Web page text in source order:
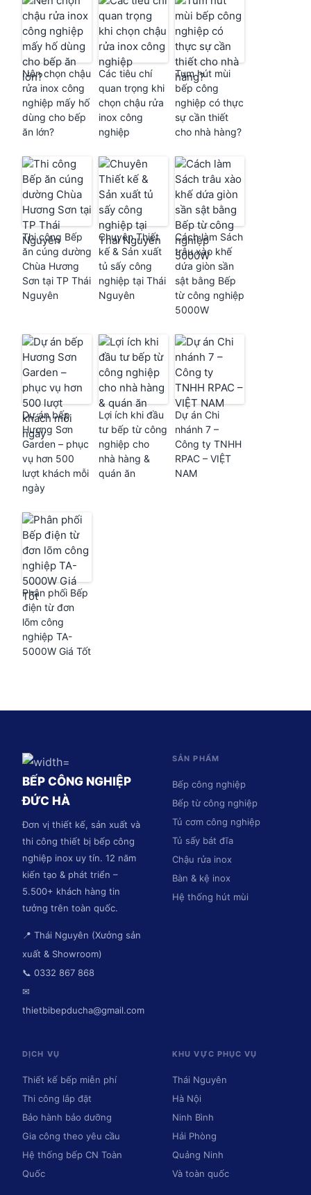
Nên chọn chậu
rửa inox công
nghiệp mấy hố
dùng cho bếp
ăn lớn?
Các tiêu chí
quan trọng khi
chọn chậu rửa
inox công
nghiệp
Tum hút mùi
bếp công
nghiệp có thực
sự cần thiết
cho nhà hàng?
Thi công Bếp
ăn cúng dường
Chùa Hương
Sơn tại TP Thái
Nguyên
Chuyên Thiết
kế & Sản xuất
tủ sấy công
nghiệp tại Thái
Nguyên
Cách làm Sách
trâu xào khế
dứa giòn sần
sật bằng Bếp
từ công nghiệp
5000W
Dự án bếp
Hương Sơn
Garden – phục
vụ hơn 500
lượt khách mỗi
ngày
Lợi ích khi đầu
tư bếp từ công
nghiệp cho
nhà hàng &
quán ăn
Dự án Chi
nhánh 7 –
Công ty TNHH
RPAC – VIỆT
NAM
Phân phối Bếp
điện từ đơn
lõm công
nghiệp TA-
5000W Giá Tốt
BẾP CÔNG NGHIỆP
ĐỨC HÀ
Đơn vị thiết kế, sản xuất và
thi công thiết bị bếp công
nghiệp inox uy tín. 12 năm
kiến tạo & phát triển –
5.500+ khách hàng tin
tưởng trên toàn quốc.
📍 Thái Nguyên (Xưởng sản
xuất & Showroom)
📞 0332 867 868
✉
thietbibepducha@gmail.com
SẢN PHẨM
Bếp công nghiệp
Bếp từ công nghiệp
Tủ cơm công nghiệp
Tủ sấy bát đĩa
Chậu rửa inox
Bàn & kệ inox
Hệ thống hút mùi
DỊCH VỤ
Thiết kế bếp miễn phí
Thi công lắp đặt
Bảo hành bảo dưỡng
Gia công theo yêu cầu
Hệ thống bếp CN Toàn
Quốc
KHU VỰC PHỤC VỤ
Thái Nguyên
Hà Nội
Ninh Bình
Hải Phòng
Quảng Ninh
Và toàn quốc